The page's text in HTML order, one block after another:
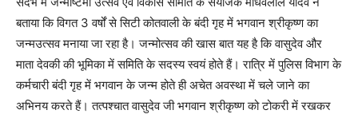
बताया कि विगत 3 वर्षों से सिटी कोतवाली के बंदी गृह में भगवान श्रीकृष्ण का
जन्मउत्सव मनाया जा रहा है। जन्मोत्सव की खास बात यह है कि वासुदेव और
माता देवकी की भूमिका में समिति के सदस्य स्वयं होते हैं। रात्रि में पुलिस विभाग के
कर्मचारी बंदी गृह में भगवान के जन्म होते ही अचेत अवस्था में चले जाने का
अभिनय करते हैं। तत्पश्चात वासुदेव जी भगवान श्रीकृष्ण को टोकरी में रखकर